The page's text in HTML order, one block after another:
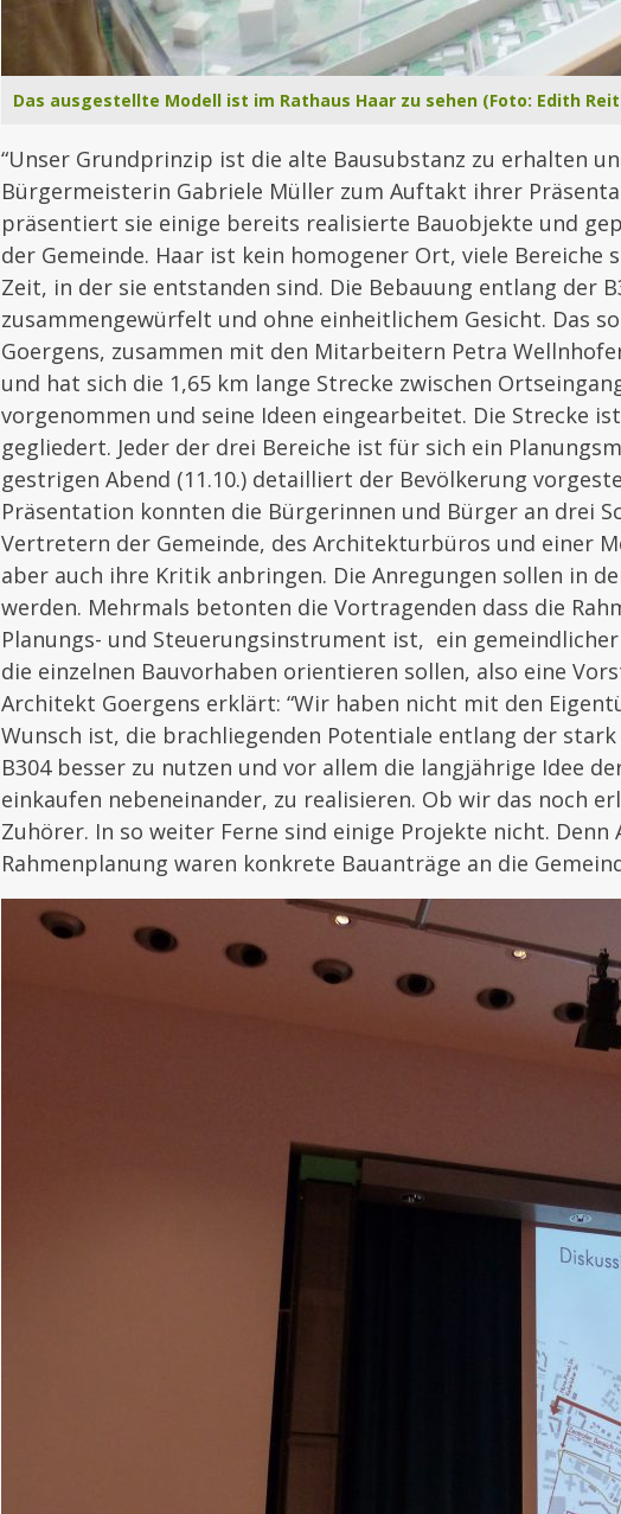
Das ausgestellte Modell ist im Rathaus Haar zu sehen (Foto: Edith
“Unser Grundprinzip ist die alte Bausubstanz zu erhalten
Bürgermeisterin Gabriele Müller zum Auftakt ihrer
präsentiert sie einige bereits realisierte Bauobjekte und
der Gemeinde. Haar ist kein homogener Ort, viele Bereiche
Zeit, in der sie entstanden sind. Die Bebauung entlang der
zusammengewürfelt und ohne einheitlichem Gesicht. Das
Goergens, zusammen mit den Mitarbeitern Petra
und hat sich die 1,65 km lange Strecke zwischen
vorgenommen und seine Ideen eingearbeitet. Die Strecke
gegliedert. Jeder der drei Bereiche ist für sich ein
gestrigen Abend (11.10.) detailliert der Bevölkerung
Präsentation konnten die Bürgerinnen und Bürger an drei
Vertretern der Gemeinde, des Architekturbüros und einer
aber auch ihre Kritik anbringen. Die Anregungen sollen in
werden. Mehrmals betonten die Vortragenden dass die
Planungs- und Steuerungsinstrument ist, ein
die einzelnen Bauvorhaben orientieren sollen, also eine
Architekt Goergens erklärt: “Wir haben nicht mit den
Wunsch ist, die brachliegenden Potentiale entlang der
B304 besser zu nutzen und vor allem die langjährige Idee
einkaufen nebeneinander, zu realisieren. Ob wir das noch
Zuhörer. In so weiter Ferne sind einige Projekte nicht. Denn
Rahmenplanung waren konkrete Bauanträge an die